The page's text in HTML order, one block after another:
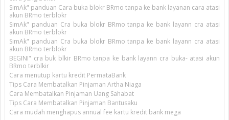
SimAk" panduan Cara buka blokr BRmo tanpa ke bank layanan cara atasi
akun BRmo terblokr
SimAk" panduan Cra buka blokr BRmo tanpa ke bank layann cra atasi
akun BRmo terblokr
SimAk" panduan Cra buka blokr BRmo tanpa ke bank layann cra atasi
akun BRmo terblokr
BEGINI" cra buk blkir BRmo tanpa ke bank layann cra buka- atasi akun
BRmo terblkir
Cara menutup kartu kredit PermataBank
Tips Cara Membatalkan Pinjaman Artha Niaga
Cara Membatalkan Pinjaman Uang Sahabat
Tips Cara Membatalkan Pinjaman Bantusaku
Cara mudah menghapus annual fee kartu kredit bank mega